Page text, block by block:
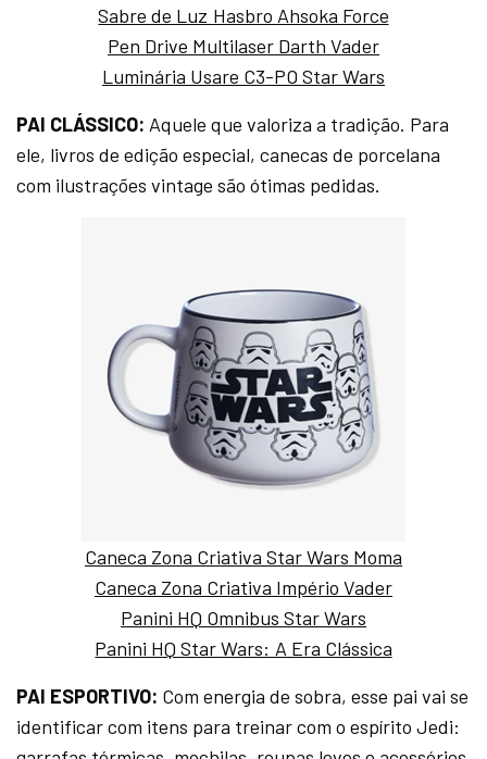
Sabre de Luz Hasbro Ahsoka Force
Pen Drive Multilaser Darth Vader
Luminária Usare C3-PO Star Wars
PAI CLÁSSICO: Aquele que valoriza a tradição. Para
ele, livros de edição especial, canecas de porcelana
com ilustrações vintage são ótimas pedidas.
Caneca Zona Criativa Star Wars Moma
Caneca Zona Criativa Império Vader
Panini HQ Omnibus Star Wars
Panini HQ Star Wars: A Era Clássica
PAI ESPORTIVO: Com energia de sobra, esse pai vai se
identificar com itens para treinar com o espírito Jedi: